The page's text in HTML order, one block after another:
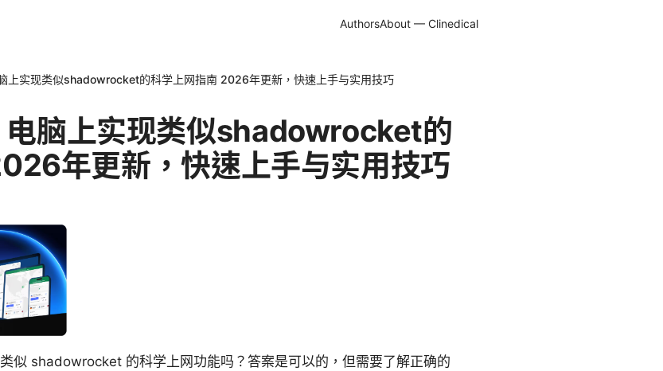
AuthorsAbout — Clinedical
上实现类似shadowrocket的科学上网指南 2026年更新，快速上手与实用技巧
电脑上实现类似shadowrocket的
年更新，快速上手与实用技巧
似 shadowrocket 的科学上网功能吗？答案是可以的，但需要了解正确的